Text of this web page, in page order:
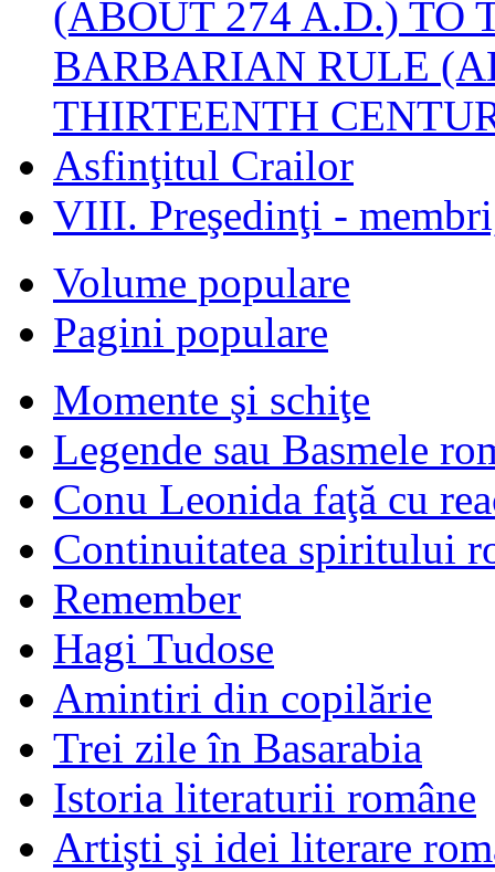
(ABOUT 274 A.D.) TO
BARBARIAN RULE
THIRTEENTH
Asfinţitul Crailor
VIII. Preşedinţi -
Volume populare
Pagini populare
Momente şi schiţe
Legende sau Basmele
Conu Leonida faţă cu
Continuitatea spiritului
Remember
Hagi Tudose
Amintiri din copilărie
Trei zile în Basarabia
Istoria literaturii române
Artişti şi idei literare